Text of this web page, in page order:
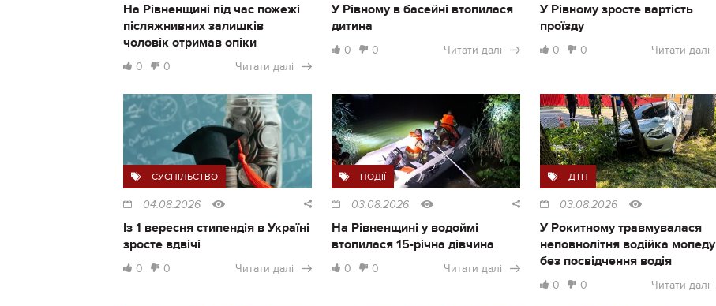
На Рівненщині під час пожежі
післяжнивних залишків
чоловік отримав опіки
0 0 Читати далі
У Рівному в басейні втопилася
дитина
0 0 Читати далі
У Рівному зросте вартість
проїзду
0 0 Читати далі
СУСПІЛЬСТВО
04.08.2026
Із 1 вересня стипендія в Україні
зросте вдвічі
0 0 Читати далі
ПОДІЇ
03.08.2026
На Рівненщині у водоймі
втопилася 15-річна дівчина
0 0 Читати далі
ДТП
03.08.2026
У Рокитному травмувалася
неповнолітня водійка мопеду
без посвідчення водія
0 0 Читати далі